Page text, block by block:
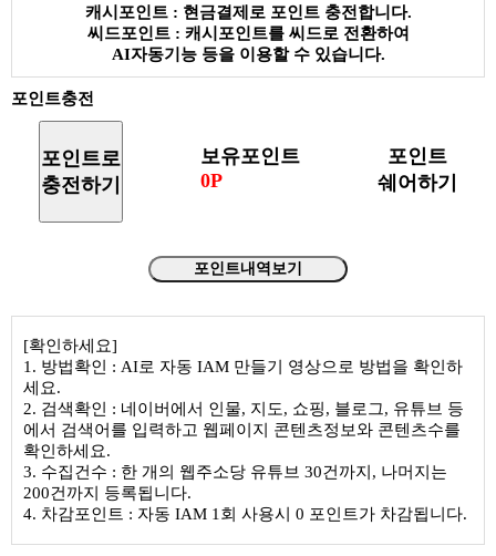
캐시포인트 : 현금결제로 포인트 충전합니다.
씨드포인트 : 캐시포인트를 씨드로 전환하여
AI자동기능 등을 이용할 수 있습니다.
포인트충전
포인트로
충전하기
보유포인트
0P
포인트
쉐어하기
포인트내역보기
[확인하세요]
1. 방법확인 : AI로 자동 IAM 만들기 영상으로 방법을 확인하
세요.
2. 검색확인 : 네이버에서 인물, 지도, 쇼핑, 블로그, 유튜브 등
에서 검색어를 입력하고 웹페이지 콘텐츠정보와 콘텐츠수를
확인하세요.
3. 수집건수 : 한 개의 웹주소당 유튜브 30건까지, 나머지는
200건까지 등록됩니다.
4. 차감포인트 : 자동 IAM 1회 사용시 0 포인트가 차감됩니다.